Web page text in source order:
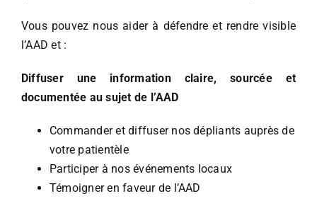
Vous pouvez nous aider à défendre et rendre visible
l’AAD et :
Diffuser une information claire, sourcée et
documentée au sujet de l’AAD
Commander et diffuser nos dépliants auprès de
votre patientèle
Participer à nos événements locaux
Témoigner en faveur de l’AAD